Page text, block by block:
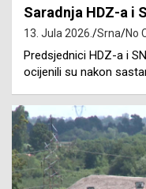
Saradnja HDZ-a i
13. Jula 2026. Srna No
Predsjednici HDZ-a i
ocijenili su nakon